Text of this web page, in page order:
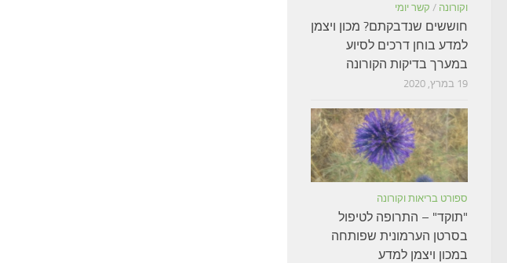
וקורונה / קשר יומי
חוששים שנדבקתם? מכון ויצמן
למדע בוחן דרכים לסיוע
במערך בדיקות הקורונה
19 במרץ, 2020
ספורט בריאות וקורונה
"תוקד" – התרופה לטיפול
בסרטן הערמונית שפותחה
במכון ויצמן למדע